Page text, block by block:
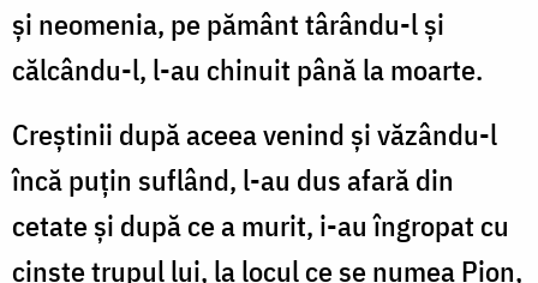
și neomenia, pe pământ târându-l și
călcându-l, l-au chinuit până la moarte.
Creștinii după aceea venind și văzându-l
încă puțin suflând, l-au dus afară din
cetate și după ce a murit, i-au îngropat cu
cinste trupul lui, la locul ce se numea Pion,